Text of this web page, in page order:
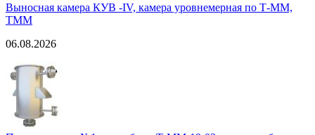
Выносная камера КУВ -IV, камера уровнемерная по Т-ММ,
ТММ
06.08.2026